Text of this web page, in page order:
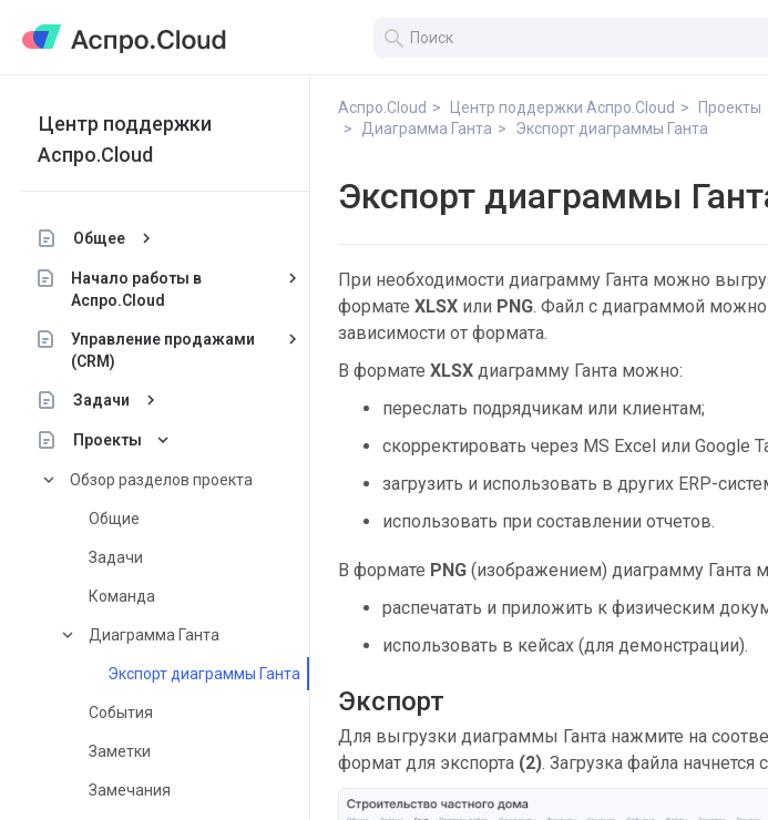
search
Центр поддержки
Аспро.Cloud
Общее keyboard_arrow_right
Начало работы в
Аспро.Cloud
keyboard_arrow_right
Управление продажами
(CRM)
keyboard_arrow_right
Задачи keyboard_arrow_right
Проекты
keyboard_arrow_down
keyboard_arrow_down
Обзор разделов проекта
Общие
Задачи
Команда
keyboard_arrow_down Диаграмма Ганта
Экспорт диаграммы Ганта
События
Заметки
Замечания
Аспро.Cloud Центр поддержки Аспро.Cloud Проекты
Диаграмма Ганта
Экспорт диаграммы Ганта
Экспорт диаграммы
При необходимости диаграмму Ганта можно
формате XLSX или PNG. Файл с диаграммой можно
зависимости от формата.
В формате XLSX диаграмму Ганта можно:
переслать подрядчикам или клиентам;
скорректировать через MS Excel или Google
загрузить и использовать в других ERP-
использовать при составлении отчетов.
В формате PNG (изображением) диаграмму Ганта
распечатать и приложить к физическим
использовать в кейсах (для демонстрации).
Экспорт
Для выгрузки диаграммы Ганта нажмите на
формат для экспорта (2). Загрузка файла начнется